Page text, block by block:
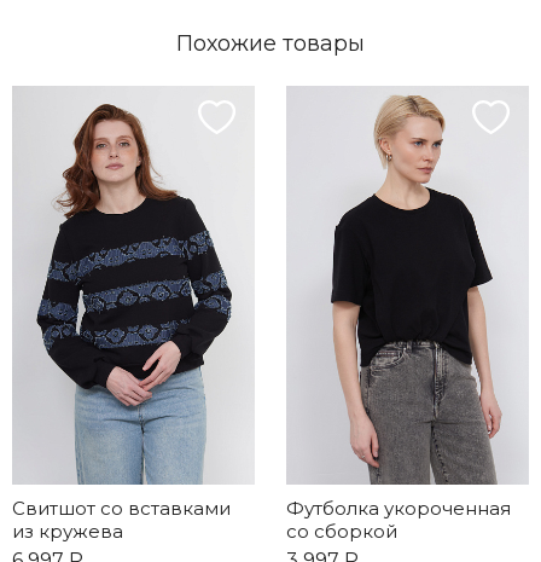
Похожие товары
Свитшот со вставками
из кружева
Футболка укороченная
со сборкой